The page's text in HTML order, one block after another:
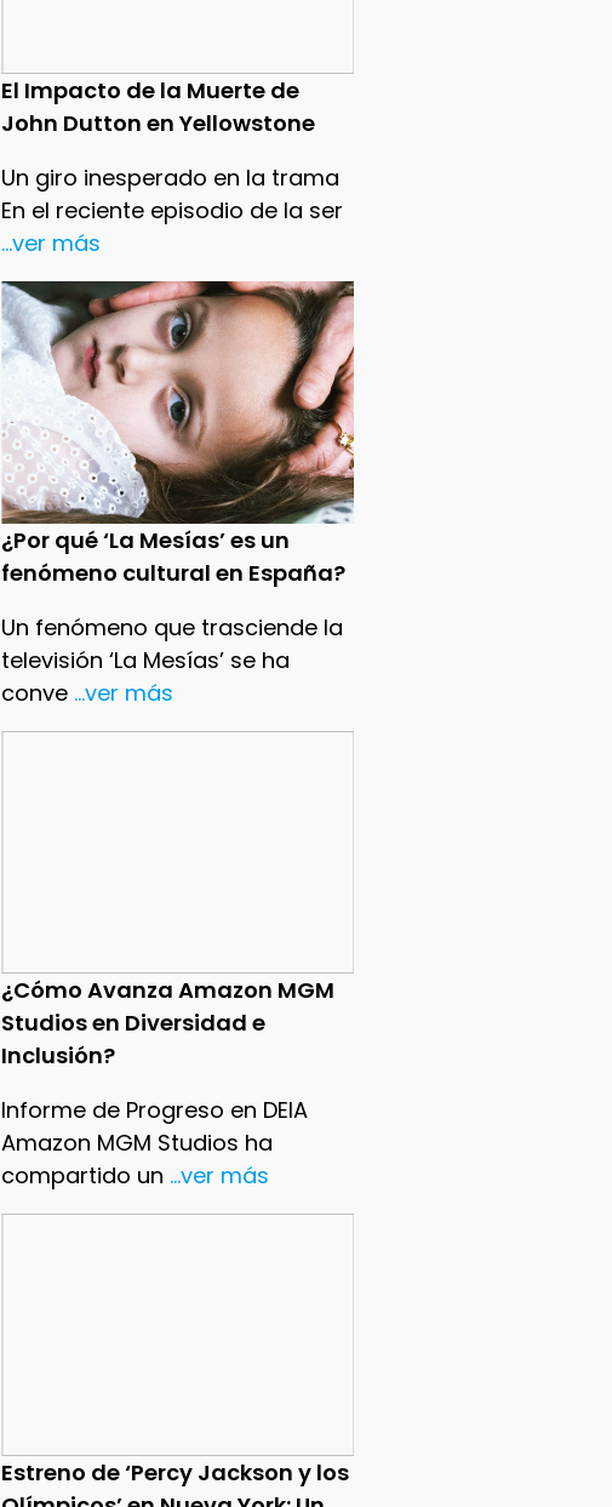
El Impacto de la Muerte de
John Dutton en Yellowstone
Un giro inesperado en la trama
En el reciente episodio de la ser
...ver más
¿Por qué ‘La Mesías’ es un
fenómeno cultural en España?
Un fenómeno que trasciende la
televisión ‘La Mesías’ se ha
conve ...ver más
¿Cómo Avanza Amazon MGM
Studios en Diversidad e
Inclusión?
Informe de Progreso en DEIA
Amazon MGM Studios ha
compartido un ...ver más
Estreno de ‘Percy Jackson y los